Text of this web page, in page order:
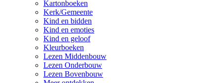
Kartonboeken
Kerk/Gemeente
Kind en bidden
Kind en emoties
Kind en geloof
Kleurboeken
Lezen Middenbouw
Lezen Onderbouw
Lezen Bovenbouw